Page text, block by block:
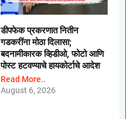
डीपफेक प्रकरणात नितीन
गडकरींना मोठा दिलासा;
बदनामीकारक व्हिडीओ, फोटो आणि
पोस्ट हटवण्याचे हायकोर्टाचे आदेश
Read More..
August 6, 2026